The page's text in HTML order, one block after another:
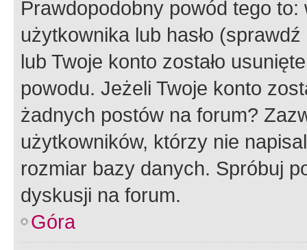
Prawdopodobny powód tego to:
użytkownika lub hasło
lub Twoje konto zostało
powodu. Jeżeli Twoje konto
żadnych postów na forum?
użytkowników, którzy nie
rozmiar bazy danych. Spróbuj
dyskusji na forum.
Góra